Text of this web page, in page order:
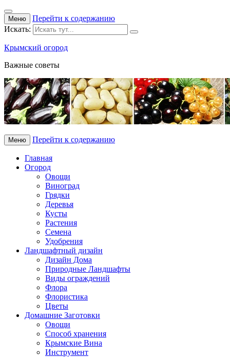
Меню
Перейти к содержанию
Искать:
Крымский огород
Важные советы
Меню Перейти к содержанию
Главная
Огород
Овощи
Виноград
Грядки
Деревья
Кусты
Растения
Семена
Удобрения
Ландшафтный дизайн
Дизайн Дома
Природные Ландшафты
Виды ограждений
Флора
Флористика
Цветы
Домашние Заготовки
Овощи
Способ хранения
Крымские Вина
Инструмент